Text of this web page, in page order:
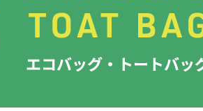
グ
着せ替えチャ
ラスチックタンブラ
・ステーショナリー スマホ・タブレ
絆ツール 景品・バラ